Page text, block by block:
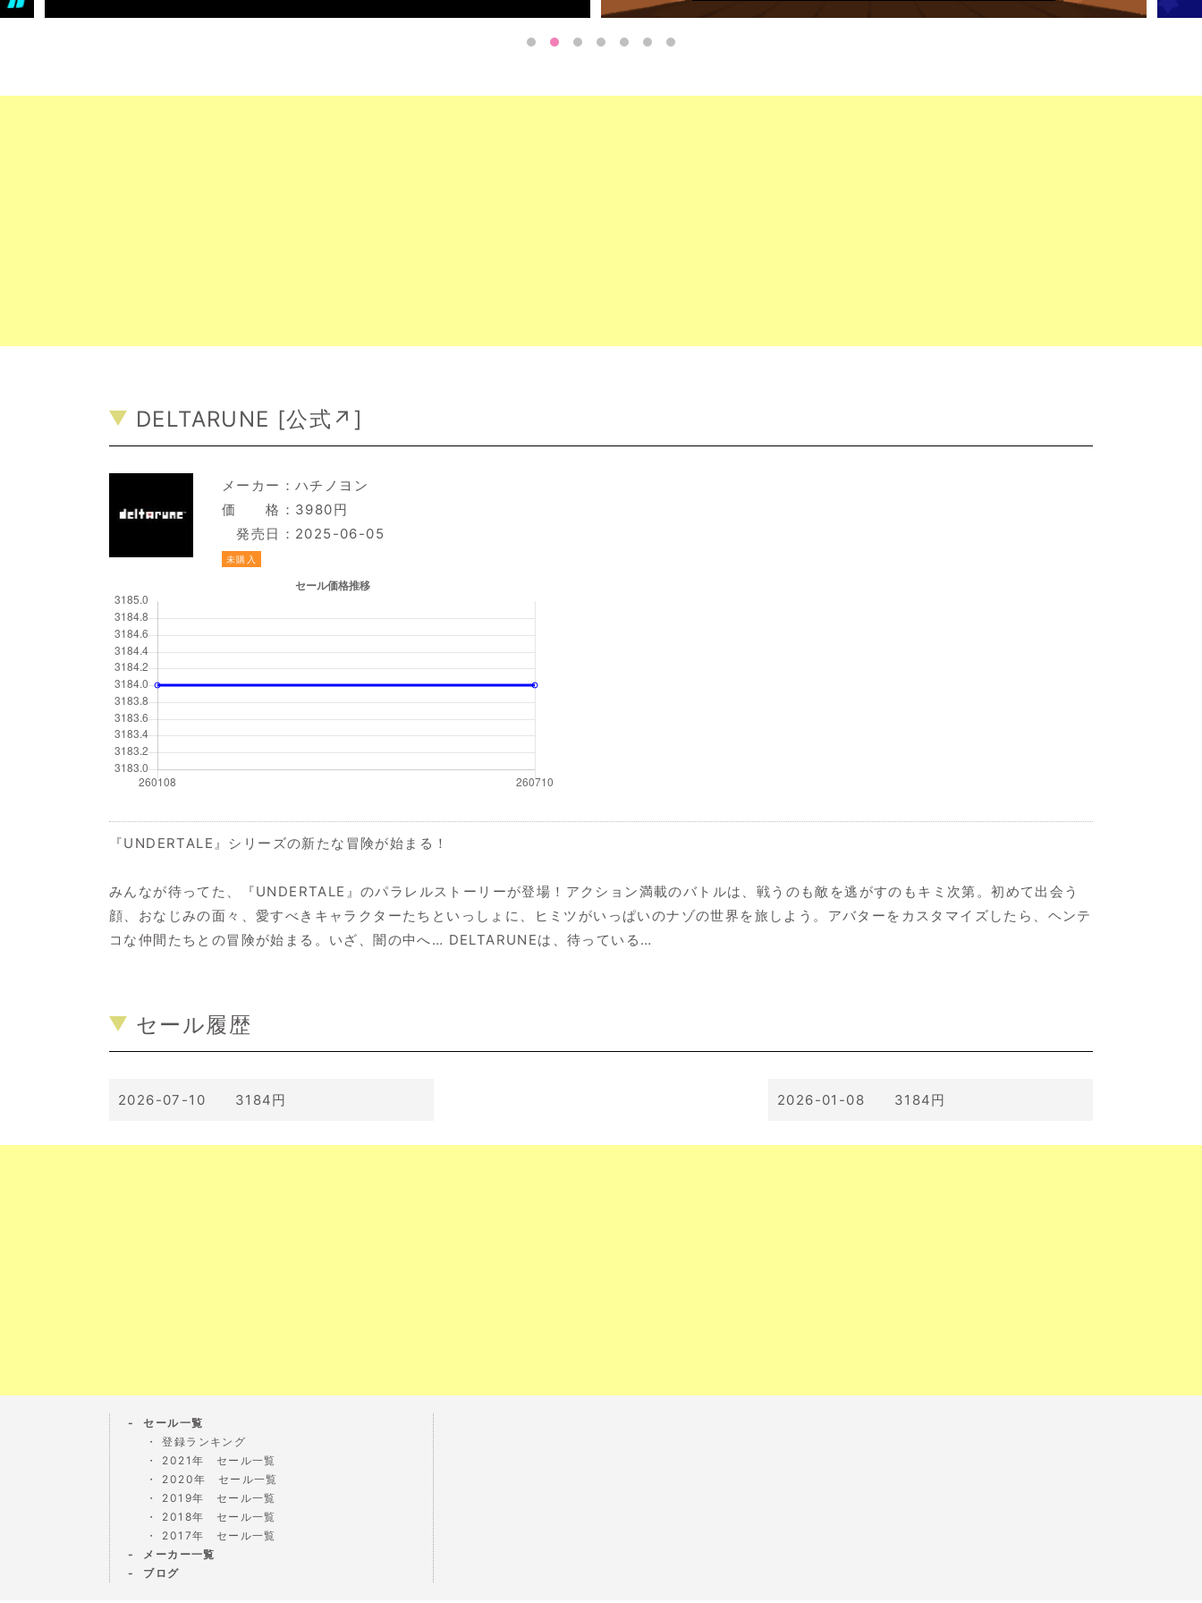
DELTARUNE [公式↗ ]
メーカー： ハチノヨン
価 格：3980円
発売日：2025-06-05
未購入
『UNDERTALE』シリーズの新たな冒険が始まる！
みんなが待ってた、『UNDERTALE』のパラレルストーリーが登場！アクション満載のバトルは、戦うのも敵を逃がすのもキミ次第。初めて出会う
顔、おなじみの面々、愛すべきキャラクターたちといっしょに、ヒミツがいっぱいのナゾの世界を旅しよう。アバターをカスタマイズしたら、ヘンテ
コな仲間たちとの冒険が始まる。いざ、闇の中へ… DELTARUNEは、待っている…
セール履歴
2026-07-10 3184円 2026-01-08 3184円
セール一覧
登録ランキング
2021年 セール一覧
2020年 セール一覧
2019年 セール一覧
2018年 セール一覧
2017年 セール一覧
メーカー一覧
ブログ